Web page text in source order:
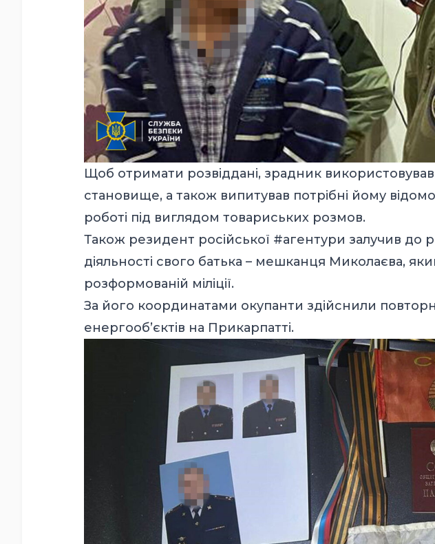
Щоб отримати розвіддані, зрадник
становище, а також випитував потрібні йому
роботі під виглядом товариських розмов.
Також резидент російської #агентури залучив до
діяльності свого батька – мешканця Миколаєва,
розформованій міліції.
За його координатами окупанти здійснили
енергооб’єктів на Прикарпатті.